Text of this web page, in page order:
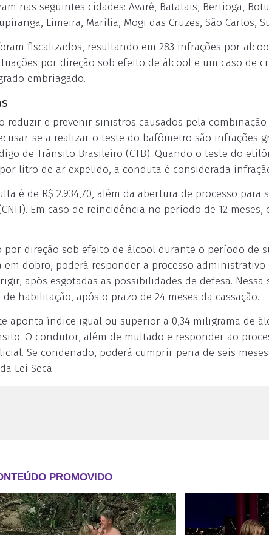
nas seguintes cidades: Avaré, Batatais, Bertioga,
Limeira, Marília, Mogi das Cruzes, São Carlos,
fiscalizados, resultando em 283 infrações por
por direção sob efeito de álcool e um caso de
embriagado.
reduzir e prevenir sinistros causados pela
se a realizar o teste do bafômetro são infrações
de Trânsito Brasileiro (CTB). Quando o teste do
litro de ar expelido, a conduta é considerada
é de R$ 2.934,70, além da abertura de processo para
Em caso de reincidência no período de 12 meses,
por direção sob efeito de álcool durante o período de
dobro, poderá responder a processo
após esgotadas as possibilidades de defesa. Nessa
habilitação, após o prazo de 24 meses da cassação.
aponta índice igual ou superior a 0,34 miligrama de
O condutor, além de multado e responder ao
Se condenado, poderá cumprir pena de seis
Lei Seca.